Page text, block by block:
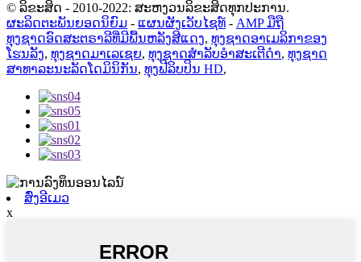
© ລິຂະສິດ - 2010-2022: ສະຫງວນລິຂະສິດທຸກປະການ.
ຜະລິດຕະພັນຍອດນິຍົມ - ແຜນຜັງເວັບໄຊທ໌ - AMP ມືຖື
ທຸງຊາດອົດສະຕຣາລີທີ່ມີພື້ນຫລັງສີແດງ, ທຸງຊາດອາເມລິກາຂອງ
ໂຮນລັງ, ທຸງຊາດມາເລເຊຍ, ທຸງຊາດສຳລັບອຳສະເຕີດຳ, ທຸງຊາດ
ສາທາລະນະລັດໂດມິນິກັນ, ທຸງຟີລິບປິນ HD,
ສົ່ງອີເມວ
x